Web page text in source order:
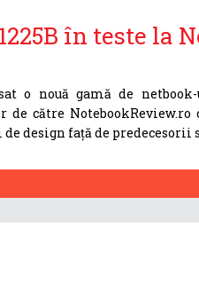
1225B în teste la
o nouă gamă de
de către NotebookReview.ro
design față de predecesorii